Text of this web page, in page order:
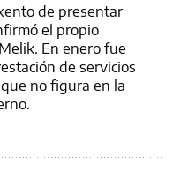
de presentar
el propio
En enero fue
de servicios
no figura en la